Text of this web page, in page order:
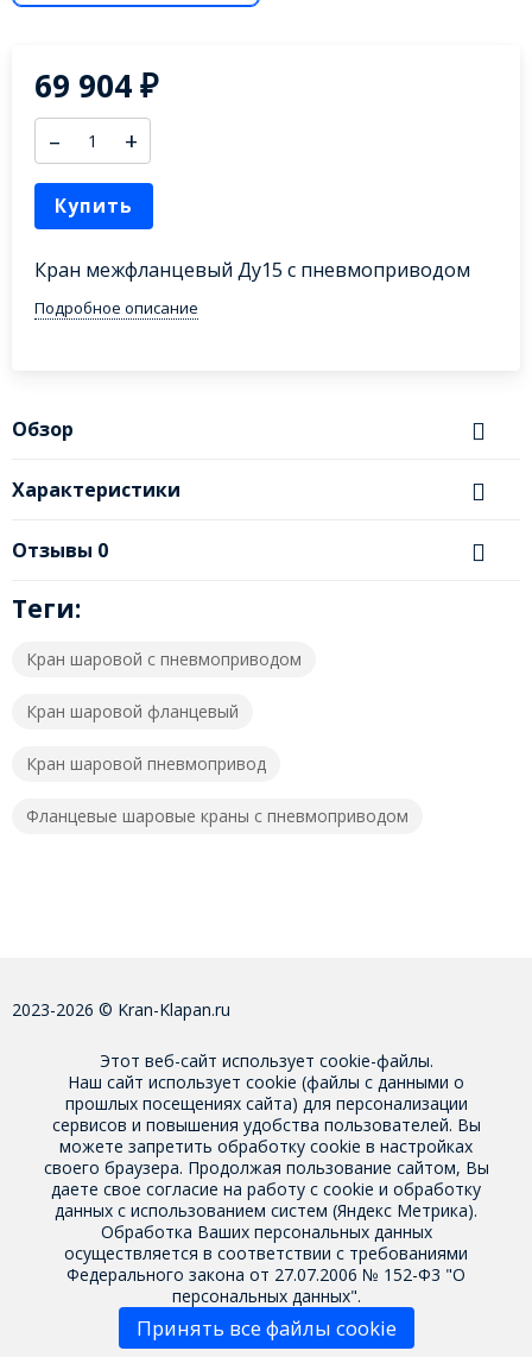
69 904₽
– +
Купить
Кран межфланцевый Ду15 с пневмоприводом
Подробное описание
Обзор
Характеристики
Отзывы 0
Теги:
Кран шаровой с пневмоприводом
Кран шаровой фланцевый
Кран шаровой пневмопривод
Фланцевые шаровые краны с пневмоприводом
2023-2026 © Kran-Klapan.ru
Этот веб-сайт использует cookie-файлы.
Наш сайт использует cookie (файлы с данными о
прошлых посещениях сайта) для персонализации
сервисов и повышения удобства пользователей. Вы
можете запретить обработку cookie в настройках
своего браузера. Продолжая пользование сайтом, Вы
даете свое согласие на работу с cookie и обработку
данных с использованием систем (Яндекс Метрика).
Обработка Ваших персональных данных
осуществляется в соответствии с требованиями
Федерального закона от 27.07.2006 № 152-Ф3 "О
персональных данных".
Принять все файлы cookie